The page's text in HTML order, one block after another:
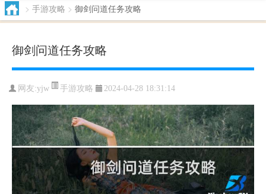
> 手游攻略 > 御剑问道任务攻略
御剑问道任务攻略
网友:yjw 手游攻略 2024-04-28 18:31:14